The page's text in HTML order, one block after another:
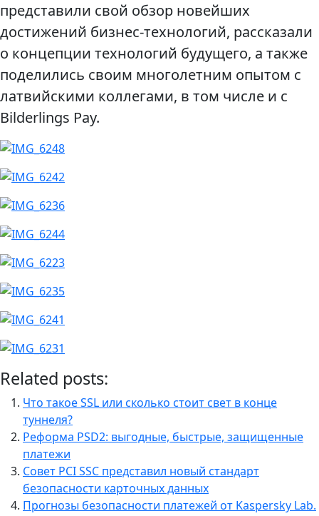
представили свой обзор новейших
достижений бизнес-технологий, рассказали
о концепции технологий будущего, а также
поделились своим многолетним опытом с
латвийскими коллегами, в том числе и с
Bilderlings Pay.
Related posts:
Что такое SSL или сколько стоит свет в конце
туннеля?
Реформа PSD2: выгодные, быстрые, защищенные
платежи
Совет PCI SSC представил новый стандарт
безопасности карточных данных
Прогнозы безопасности платежей от Kaspersky Lab.